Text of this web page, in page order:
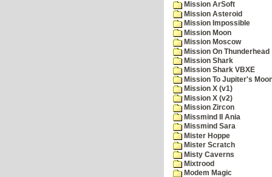
Mission ArSoft
Mission Asteroid
Mission Impossible
Mission Moon
Mission Moscow
Mission On Thunderhead
Mission Shark
Mission Shark VBXE
Mission To Jupiter's
Mission X (v1)
Mission X (v2)
Mission Zircon
Missmind II Ania
Missmind Sara
Mister Hoppe
Mister Scratch
Misty Caverns
Mixtrood
Modem Magic